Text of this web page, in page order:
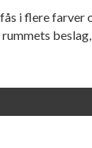
i flere farver